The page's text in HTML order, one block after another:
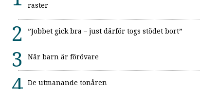
raster
”Jobbet gick bra – just därför togs stödet bort”
När barn är förövare
De utmanande tonåren